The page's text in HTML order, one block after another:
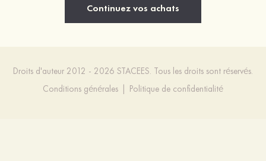
Continuez vos achats
Droits d'auteur 2012 - 2026 STACEES. Tous les droits sont réservés.
Conditions générales
Politique de confidentialité